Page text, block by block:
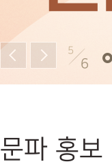
5
6
문파 홍보